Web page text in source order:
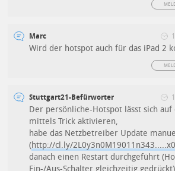
Marc
Wird der hotspot auch für das iPad 2
Stuttgart21-Befürworter
Der persönliche-Hotspot lässt sich auf
mittels Trick aktivieren,
habe das Netzbetreiber Update
(http://cl.ly/
danach einen Restart durchgeführt
Ein-/Aus-Schalter gleichzeitig